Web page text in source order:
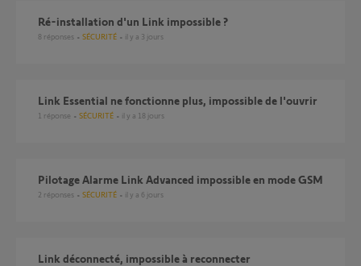
ré-installation d'un Link impossible ?
8 réponses SÉCURITÉ il y a 3 jours
Link Essential ne fonctionne plus, impossible de l'ouvrir
1 réponse SÉCURITÉ il y a 18 jours
Pilotage Alarme Link Advanced impossible en mode GSM
2 réponses SÉCURITÉ il y a 6 jours
Link déconnecté, impossible à reconnecter